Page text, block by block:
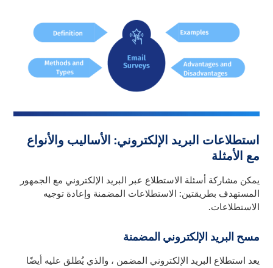
استطلاعات البريد الإلكتروني: الأساليب والأنواع
مع الأمثلة
يمكن مشاركة أسئلة الاستطلاع عبر البريد الإلكتروني مع الجمهور
المستهدف بطريقتين: الاستطلاعات المضمنة وإعادة توجيه
الاستطلاعات.
مسح البريد الإلكتروني المضمنة
يعد استطلاع البريد الإلكتروني المضمن ، والذي يُطلق عليه أيضًا